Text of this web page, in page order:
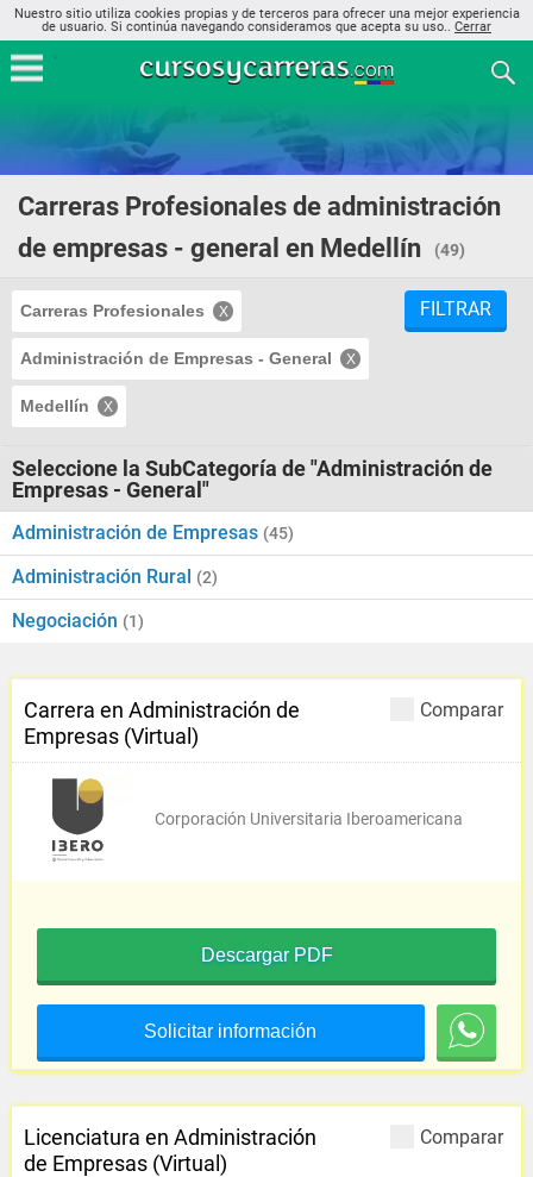
Nuestro sitio utiliza cookies propias y de terceros para ofrecer una mejor experiencia
de usuario. Si continúa navegando consideramos que acepta su uso.. Cerrar
Carreras Profesionales de administración
de empresas - general en Medellín
(49)
Carreras Profesionales
Administración de Empresas - General
Medellín
FILTRAR
Seleccione la SubCategoría de "Administración de
Empresas - General"
Administración de Empresas (45)
Administración Rural (2)
Negociación (1)
Comparar
Carrera en Administración de
Empresas (Virtual)
Corporación Universitaria Iberoamericana
Descargar PDF
Solicitar información
Comparar
Licenciatura en Administración
de Empresas (Virtual)